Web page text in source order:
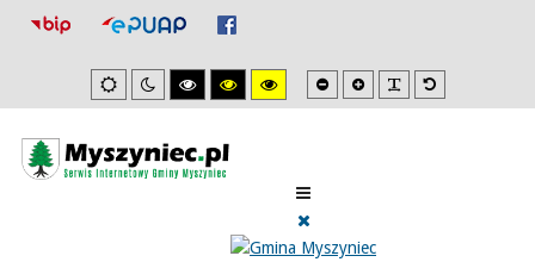
Ustawienia
domyslne
Tryb
nocny
Wysoki
kontrast
Wysoki
kontrast
Wysoki
kontrast
Mniejsza
czcionka
Zwiększona
czcionka
Domyślna
czcionka